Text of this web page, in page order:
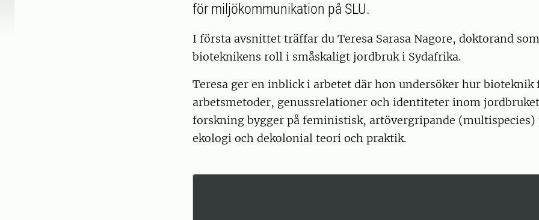
för miljökommunikation på SLU.
I första avsnittet träffar du Teresa Sarasa Nagore, doktorand
bioteknikens roll i småskaligt jordbruk i Sydafrika.
Teresa ger en inblick i arbetet där hon undersöker hur bioteknik
arbetsmetoder, genussrelationer och identiteter inom
forskning bygger på feministisk, artövergripande
ekologi och dekolonial teori och praktik.